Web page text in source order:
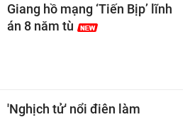
Giang hồ mạng ‘Tiến Bịp’ lĩnh
án 8 năm tù
'Nghịch tử' nổi điên làm